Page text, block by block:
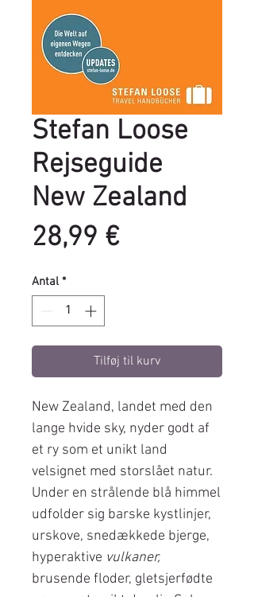
Stefan Loose
Rejseguide
New Zealand
28,99 €Pris
Antal *
Tilføj til kurv
New Zealand, landet med den
lange hvide sky, nyder godt af
et ry som et unikt land
velsignet med storslået natur.
Under en strålende blå himmel
udfolder sig barske kystlinjer,
urskove, snedækkede bjerge,
hyperaktive vulkaner,
brusende floder, gletsjerfødte